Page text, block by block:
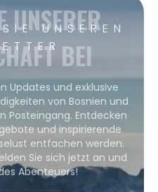
UNSEREN
UNSERER
BEI
Updates und exklusive
von Bosnien und
Posteingang. Entdecken
und inspirierende
entfachen werden.
Sie sich jetzt an und
Abenteuers!